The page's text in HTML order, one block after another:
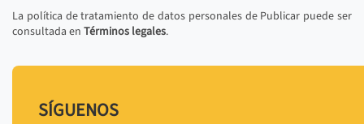
La política de tratamiento de datos personales de Publicar puede ser
consultada en Términos legales.
SÍGUENOS